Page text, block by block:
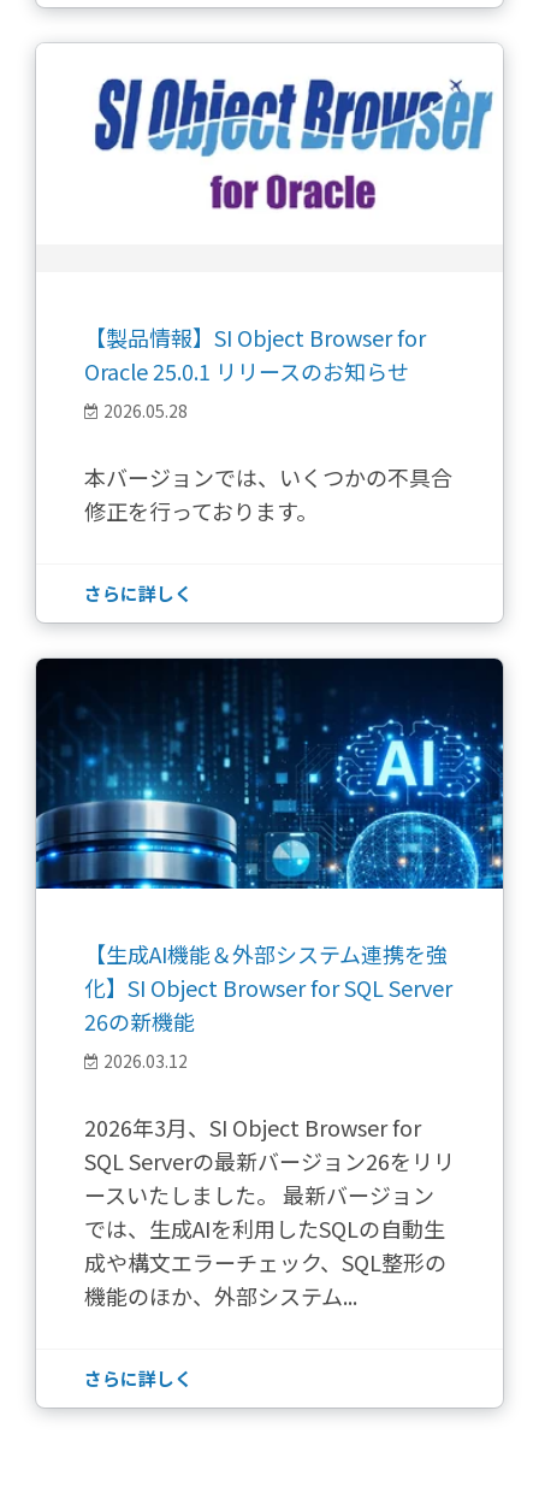
【製品情報】SI Object Browser for
Oracle 25.0.1 リリースのお知らせ
2026.05.28
本バージョンでは、いくつかの不具合
修正を行っております。
さらに詳しく
【生成AI機能＆外部システム連携を強
化】SI Object Browser for SQL Server
26の新機能
2026.03.12
2026年3月、SI Object Browser for
SQL Serverの最新バージョン26をリリ
ースいたしました。 最新バージョン
では、生成AIを利用したSQLの自動生
成や構文エラーチェック、SQL整形の
機能のほか、外部システム...
さらに詳しく